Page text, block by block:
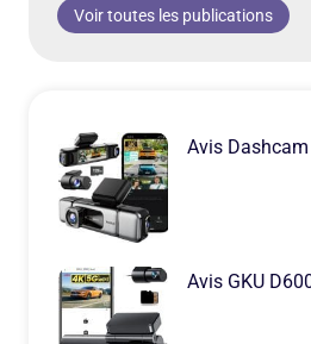
Voir toutes les publications
Avis
Avis GKU